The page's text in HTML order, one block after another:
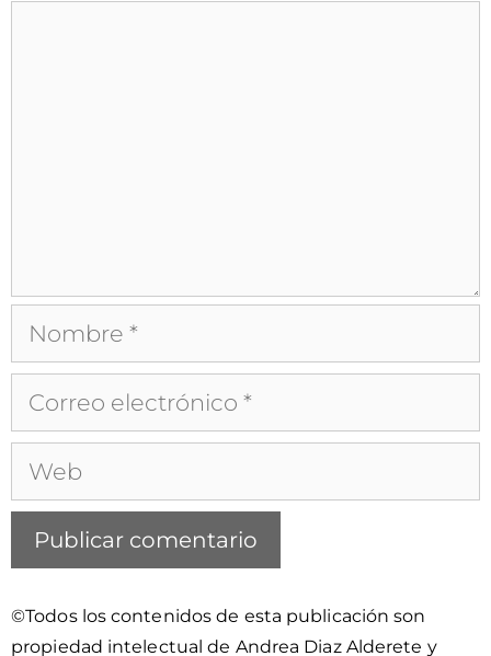
©Todos los contenidos de esta publicación son
propiedad intelectual de Andrea Diaz Alderete y